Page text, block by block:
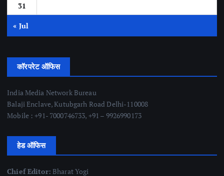
31
« Jul
कॉरपरेट ऑफिस
India Media Network Bureau
Balaji Enclave, Kutubgarh Road Delhi-110008
Mobile : +91- 7000746733, +91 – 9926990173
हेड ऑफिस
Chief Editor: Bharat Yogi